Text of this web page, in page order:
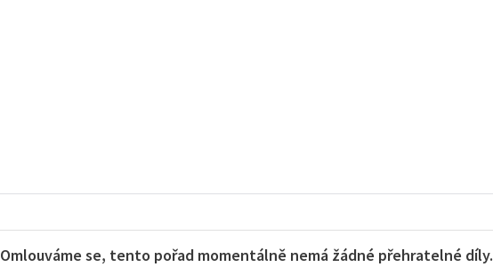
Omlouváme se, tento pořad momentálně nemá žádné přehratelné díly.